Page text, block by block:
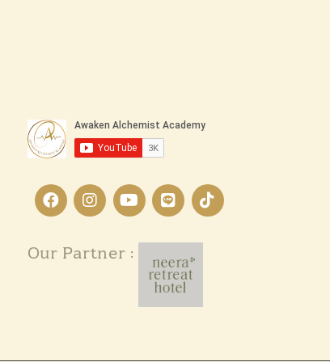
Ep.11 Lifepath number ที่จะบอกว่าคุณเป็น Starseed จากด
Ep.12 Channeling คืออะไร
Ep.14 Pendulum Healing
Our Partner :